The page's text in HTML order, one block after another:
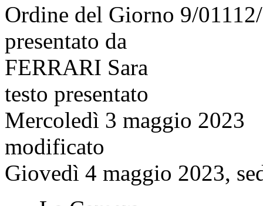
Ordine del Giorno 9/
presentato da
FERRARI Sara
testo presentato
Mercoledì 3 maggio 2023
modificato
Giovedì 4 maggio 2023,